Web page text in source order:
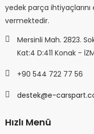
yedek parça ihtiyaçlarını
vermektedir.
Mersinli Mah. 2823.
Kat:4 D:411 Konak -
+90 544 722 77 56
destek@e-
Hızlı Menü